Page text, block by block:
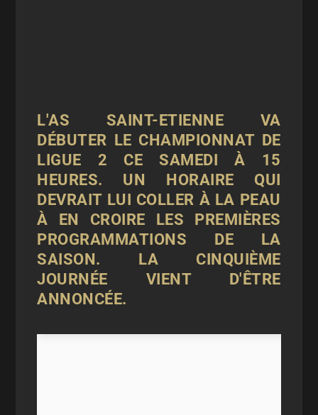
L'AS SAINT-ETIENNE VA
DÉBUTER LE CHAMPIONNAT DE
LIGUE 2 CE SAMEDI À 15
HEURES. UN HORAIRE QUI
DEVRAIT LUI COLLER À LA PEAU
À EN CROIRE LES PREMIÈRES
PROGRAMMATIONS DE LA
SAISON. LA CINQUIÈME
JOURNÉE VIENT D'ÊTRE
ANNONCÉE.